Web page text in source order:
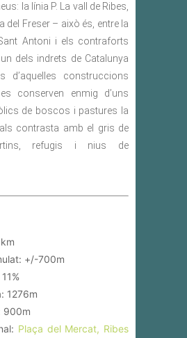
la línia P. La vall de Ribes,
del Freser – això és, entre la
Antoni i els contraforts
dels indrets de Catalunya
d’aquelles construccions
conserven enmig d’uns
de boscos i pastures la
contrasta amb el gris de
refugis i nius de
+/-700m
1276m
900m
Plaça del Mercat, Ribes